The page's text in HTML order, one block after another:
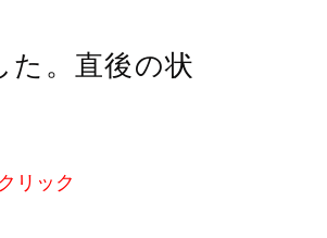
た。直後の状
リック